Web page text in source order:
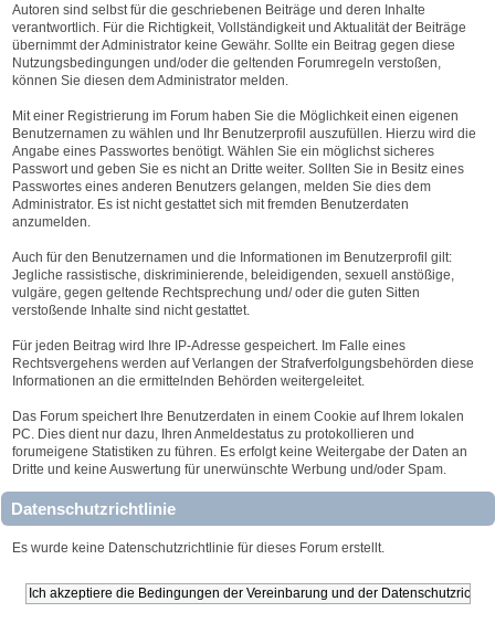
Autoren sind selbst für die geschriebenen Beiträge und deren Inhalte
verantwortlich. Für die Richtigkeit, Vollständigkeit und Aktualität der Beiträge
übernimmt der Administrator keine Gewähr. Sollte ein Beitrag gegen diese
Nutzungsbedingungen und/oder die geltenden Forumregeln verstoßen,
können Sie diesen dem Administrator melden.
Mit einer Registrierung im Forum haben Sie die Möglichkeit einen eigenen
Benutzernamen zu wählen und Ihr Benutzerprofil auszufüllen. Hierzu wird die
Angabe eines Passwortes benötigt. Wählen Sie ein möglichst sicheres
Passwort und geben Sie es nicht an Dritte weiter. Sollten Sie in Besitz eines
Passwortes eines anderen Benutzers gelangen, melden Sie dies dem
Administrator. Es ist nicht gestattet sich mit fremden Benutzerdaten
anzumelden.
Auch für den Benutzernamen und die Informationen im Benutzerprofil gilt:
Jegliche rassistische, diskriminierende, beleidigenden, sexuell anstößige,
vulgäre, gegen geltende Rechtsprechung und/ oder die guten Sitten
verstoßende Inhalte sind nicht gestattet.
Für jeden Beitrag wird Ihre IP-Adresse gespeichert. Im Falle eines
Rechtsvergehens werden auf Verlangen der Strafverfolgungsbehörden diese
Informationen an die ermittelnden Behörden weitergeleitet.
Das Forum speichert Ihre Benutzerdaten in einem Cookie auf Ihrem lokalen
PC. Dies dient nur dazu, Ihren Anmeldestatus zu protokollieren und
forumeigene Statistiken zu führen. Es erfolgt keine Weitergabe der Daten an
Dritte und keine Auswertung für unerwünschte Werbung und/oder Spam.
Datenschutzrichtlinie
Es wurde keine Datenschutzrichtlinie für dieses Forum erstellt.